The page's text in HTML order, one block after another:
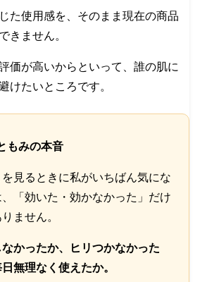
た使用感を、そのまま現在の商品
きません。
価が高いからといって、誰の肌に
けたいところです。
もみの本音
を見るときに私がいちばん気にな
、「効いた・効かなかった」だけ
ません。
かったか、ヒリつかなかった
無理なく使えたか。